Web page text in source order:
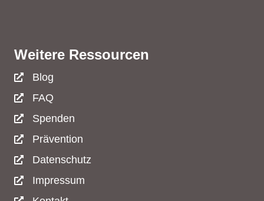
Weitere Ressourcen
Blog
FAQ
Spenden
Prävention
Datenschutz
Impressum